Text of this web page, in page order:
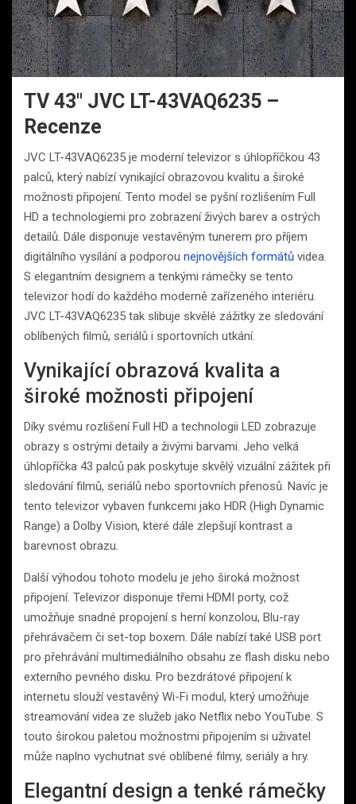
TV 43″ JVC LT-43VAQ6235 –
Recenze
JVC LT-43VAQ6235 je moderní televizor s úhlopříčkou 43
palců, který nabízí vynikající obrazovou kvalitu a široké
možnosti připojení. Tento model se pyšní rozlišením Full
HD a technologiemi pro zobrazení živých barev a ostrých
detailů. Dále disponuje vestavěným tunerem pro příjem
digitálního vysílání a podporou nejnovějších formátů videa.
S elegantním designem a tenkými rámečky se tento
televizor hodí do každého moderně zařízeného interiéru.
JVC LT-43VAQ6235 tak slibuje skvělé zážitky ze sledování
oblíbených filmů, seriálů i sportovních utkání.
Vynikající obrazová kvalita a
široké možnosti připojení
Díky svému rozlišení Full HD a technologii LED zobrazuje
obrazy s ostrými detaily a živými barvami. Jeho velká
úhlopříčka 43 palců pak poskytuje skvělý vizuální zážitek při
sledování filmů, seriálů nebo sportovních přenosů. Navíc je
tento televizor vybaven funkcemi jako HDR (High Dynamic
Range) a Dolby Vision, které dále zlepšují kontrast a
barevnost obrazu.
Další výhodou tohoto modelu je jeho široká možnost
připojení. Televizor disponuje třemi HDMI porty, což
umožňuje snadné propojení s herní konzolou, Blu-ray
přehrávačem či set-top boxem. Dále nabízí také USB port
pro přehrávání multimediálního obsahu ze flash disku nebo
externího pevného disku. Pro bezdrátové připojení k
internetu slouží vestavěný Wi-Fi modul, který umožňuje
streamování videa ze služeb jako Netflix nebo YouTube. S
touto širokou paletou možnostmi připojením si uživatel
může naplno vychutnat své oblíbené filmy, seriály a hry.
Elegantní design a tenké rámečky